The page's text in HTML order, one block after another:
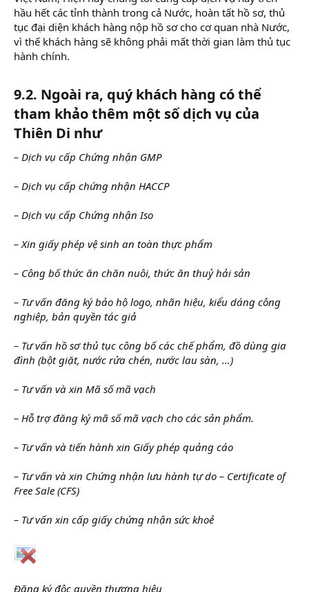
hầu hết các tỉnh thành trong cả Nước, hoàn tất hồ sơ, thủ
tục đại diện khách hàng nộp hồ sơ cho cơ quan nhà Nước,
vì thế khách hàng sẽ không phải mất thời gian làm thủ tục
hành chính.
9.2. Ngoài ra, quý khách hàng có thể
tham khảo thêm một số dịch vụ của
Thiên Di như
– Dịch vụ cấp Chứng nhận GMP
– Dịch vụ cấp chứng nhận HACCP
– Dịch vụ cấp Chứng nhận Iso
– Xin giấy phép vệ sinh an toàn thực phẩm
– Công bố thức ăn chăn nuôi, thức ăn thuỷ hải sản
– Tư vấn đăng ký bảo hộ logo, nhãn hiệu, kiểu dáng công
nghiệp, bản quyền tác giả
– Tư vấn hồ sơ thủ tục công bố các chế phẩm, đồ dùng gia
đình (bột giặt, nước rửa chén, nước lau sàn, …)
– Tư vấn và xin Mã số mã vạch
– Hỗ trợ đăng ký mã số mã vạch cho các sản phẩm.
– Tư vấn và tiến hành xin Giấy phép quảng cáo
– Tư vấn và xin Chứng nhận lưu hành tự do – Certificate of
Free Sale (CFS)
– Tư vấn xin cấp giấy chứng nhận sức khoẻ
Đăng ký độc quyền thương hiệu